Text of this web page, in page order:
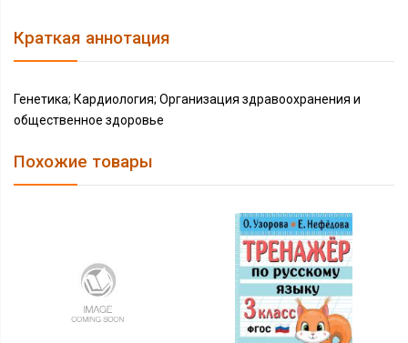
Краткая аннотация
Генетика; Кардиология; Организация здравоохранения и
общественное здоровье
Похожие товары